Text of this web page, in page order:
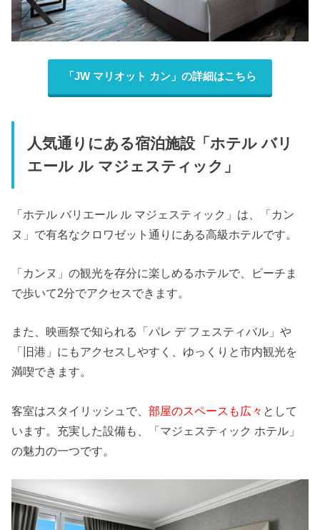
「JW マリオット カン」の詳細はこちら
人気通りにある宿泊施設「ホテル バリ
エール ル マジェスティック」
「ホテル バリエール ル マジェスティック」は、「カン
ヌ」で有名なクロワゼット通りにある高級ホテルです。
「カンヌ」の観光を存分に楽しめるホテルで、ビーチま
で歩いて2分でアクセスできます。
また、映画祭で知られる「パレ デ フェスティバル」や
「旧港」にもアクセスしやすく、ゆっくりと市内観光を
満喫できます。
客室はスタイリッシュで、部屋のスペースも広々 として
います。充実した設備も、「マジェスティック ホテル」
の魅力の一つです。